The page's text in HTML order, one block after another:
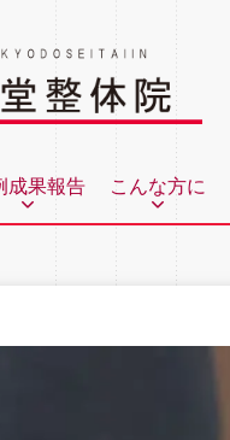
成果報告 こんな方に